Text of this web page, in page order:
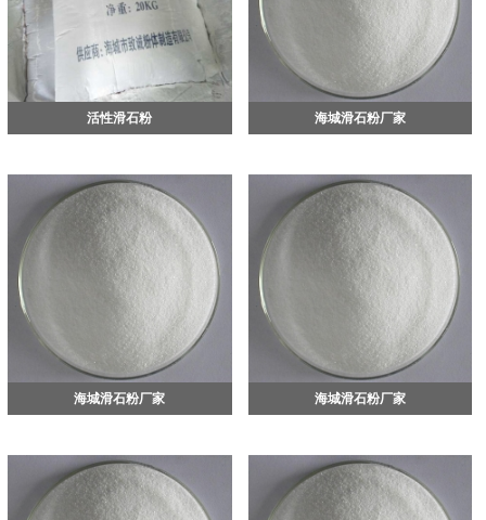
活性滑石粉 海城滑石粉厂家
海城滑石粉厂家 海城滑石粉厂家